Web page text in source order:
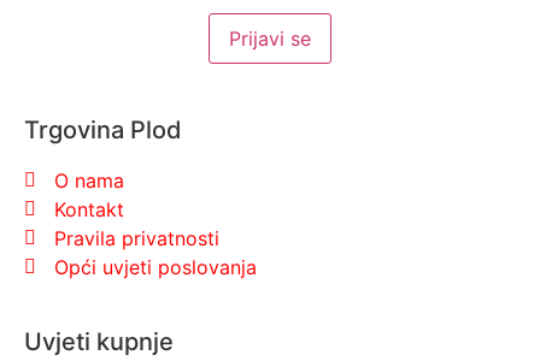
Trgovina Plod
O nama
Kontakt
Pravila privatnosti
Opći uvjeti poslovanja
Uvjeti kupnje